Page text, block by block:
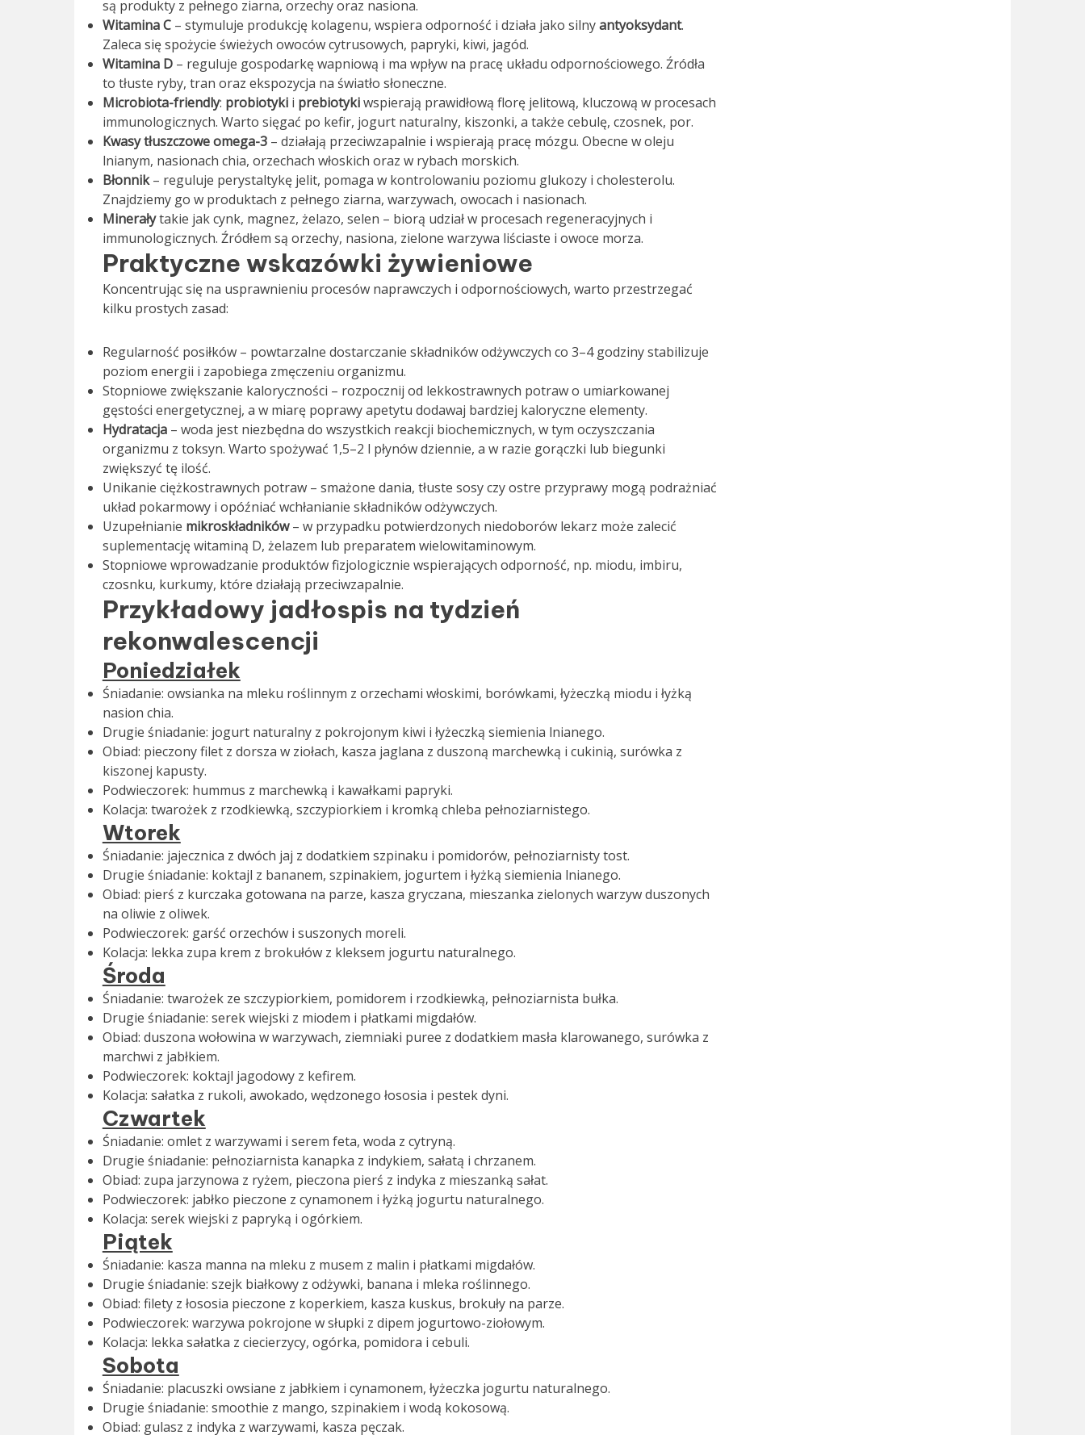
są produkty z pełnego ziarna, orzechy oraz nasiona.
Witamina C– stymuluje produkcję kolagenu, wspiera odporność i działa jako silnyantyoksydant.
Zaleca się spożycie świeżych owoców cytrusowych, papryki, kiwi, jagód.
Witamina D– reguluje gospodarkę wapniową i ma wpływ na pracę układu odpornościowego. Źródła
to tłuste ryby, tran oraz ekspozycja na światło słoneczne.
Microbiota-friendly: probiotykii prebiotykiwspierają prawidłową florę jelitową, kluczową w procesach
immunologicznych. Warto sięgać po kefir, jogurt naturalny, kiszonki, a także cebulę, czosnek, por.
Kwasy tłuszczowe omega-3– działają przeciwzapalnie i wspierają pracę mózgu. Obecne w oleju
lnianym, nasionach chia, orzechach włoskich oraz w rybach morskich.
Błonnik– reguluje perystaltykę jelit, pomaga w kontrolowaniu poziomu glukozy i cholesterolu.
Znajdziemy go w produktach z pełnego ziarna, warzywach, owocach i nasionach.
Minerałytakie jak cynk, magnez, żelazo, selen – biorą udział w procesach regeneracyjnych i
immunologicznych. Źródłem są orzechy, nasiona, zielone warzywa liściaste i owoce morza.
Praktyczne wskazówki żywieniowe
Koncentrując się na usprawnieniu procesów naprawczych i odpornościowych, warto przestrzegać
kilku prostych zasad:
Regularność posiłków – powtarzalne dostarczanie składników odżywczych co 3–4 godziny stabilizuje
poziom energii i zapobiega zmęczeniu organizmu.
Stopniowe zwiększanie kaloryczności – rozpocznij od lekkostrawnych potraw o umiarkowanej
gęstości energetycznej, a w miarę poprawy apetytu dodawaj bardziej kaloryczne elementy.
Hydratacja– woda jest niezbędna do wszystkich reakcji biochemicznych, w tym oczyszczania
organizmu z toksyn. Warto spożywać 1,5–2 l płynów dziennie, a w razie gorączki lub biegunki
zwiększyć tę ilość.
Unikanie ciężkostrawnych potraw – smażone dania, tłuste sosy czy ostre przyprawy mogą podrażniać
układ pokarmowy i opóźniać wchłanianie składników odżywczych.
Uzupełnianie mikroskładników– w przypadku potwierdzonych niedoborów lekarz może zalecić
suplementację witaminą D, żelazem lub preparatem wielowitaminowym.
Stopniowe wprowadzanie produktów fizjologicznie wspierających odporność, np. miodu, imbiru,
czosnku, kurkumy, które działają przeciwzapalnie.
Przykładowy jadłospis na tydzień
rekonwalescencji
Poniedziałek
Śniadanie: owsianka na mleku roślinnym z orzechami włoskimi, borówkami, łyżeczką miodu i łyżką
nasion chia.
Drugie śniadanie: jogurt naturalny z pokrojonym kiwi i łyżeczką siemienia lnianego.
Obiad: pieczony filet z dorsza w ziołach, kasza jaglana z duszoną marchewką i cukinią, surówka z
kiszonej kapusty.
Podwieczorek: hummus z marchewką i kawałkami papryki.
Kolacja: twarożek z rzodkiewką, szczypiorkiem i kromką chleba pełnoziarnistego.
Wtorek
Śniadanie: jajecznica z dwóch jaj z dodatkiem szpinaku i pomidorów, pełnoziarnisty tost.
Drugie śniadanie: koktajl z bananem, szpinakiem, jogurtem i łyżką siemienia lnianego.
Obiad: pierś z kurczaka gotowana na parze, kasza gryczana, mieszanka zielonych warzyw duszonych
na oliwie z oliwek.
Podwieczorek: garść orzechów i suszonych moreli.
Kolacja: lekka zupa krem z brokułów z kleksem jogurtu naturalnego.
Środa
Śniadanie: twarożek ze szczypiorkiem, pomidorem i rzodkiewką, pełnoziarnista bułka.
Drugie śniadanie: serek wiejski z miodem i płatkami migdałów.
Obiad: duszona wołowina w warzywach, ziemniaki puree z dodatkiem masła klarowanego, surówka z
marchwi z jabłkiem.
Podwieczorek: koktajl jagodowy z kefirem.
Kolacja: sałatka z rukoli, awokado, wędzonego łososia i pestek dyni.
Czwartek
Śniadanie: omlet z warzywami i serem feta, woda z cytryną.
Drugie śniadanie: pełnoziarnista kanapka z indykiem, sałatą i chrzanem.
Obiad: zupa jarzynowa z ryżem, pieczona pierś z indyka z mieszanką sałat.
Podwieczorek: jabłko pieczone z cynamonem i łyżką jogurtu naturalnego.
Kolacja: serek wiejski z papryką i ogórkiem.
Piątek
Śniadanie: kasza manna na mleku z musem z malin i płatkami migdałów.
Drugie śniadanie: szejk białkowy z odżywki, banana i mleka roślinnego.
Obiad: filety z łososia pieczone z koperkiem, kasza kuskus, brokuły na parze.
Podwieczorek: warzywa pokrojone w słupki z dipem jogurtowo-ziołowym.
Kolacja: lekka sałatka z ciecierzycy, ogórka, pomidora i cebuli.
Sobota
Śniadanie: placuszki owsiane z jabłkiem i cynamonem, łyżeczka jogurtu naturalnego.
Drugie śniadanie: smoothie z mango, szpinakiem i wodą kokosową.
Obiad: gulasz z indyka z warzywami, kasza pęczak.